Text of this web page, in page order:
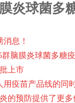
炎球菌多
消息！
脑膜炎球菌多糖
上市
用疫苗产品线的同
的预防提供了更多